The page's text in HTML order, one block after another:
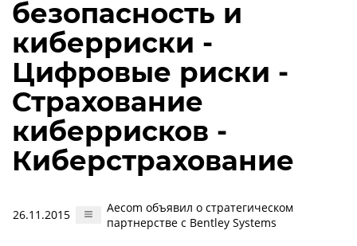
безопасность и
киберриски -
Цифровые риски -
Страхование
киберрисков -
Киберстрахование
26.11.2015
Aecom объявил о стратегическом
партнерстве с Bentley Systems